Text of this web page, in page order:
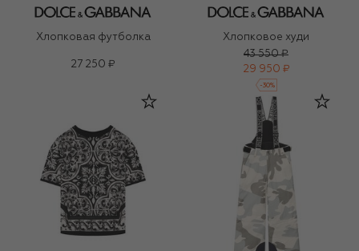
Хлопковая футболка
27 250 ₽
Хлопковое худи
43 550 ₽
29 950 ₽
-30%